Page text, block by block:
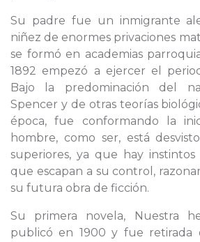
Su padre fue un inmigrante
niñez de enormes privaciones
se formó en academias
1892 empezó a ejercer el
Bajo la predominación del
Spencer y de otras teorías
época, fue conformando la
hombre, como ser, está
superiores, ya que hay instintos
que escapan a su control,
su futura obra de ficción.
Su primera novela, Nuestra
publicó en 1900 y fue retirada